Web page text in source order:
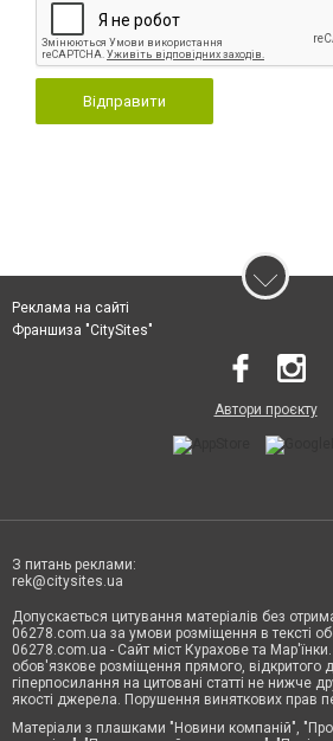
Відправити
Реклама на сайті
Франшиза "CitySites"
Автори проєкту
З питань реклами:
rek@citysites.ua
Допускається цитування матеріалів без
06278.com.ua за умови розміщення в тексті
06278.com.ua - Сайт міст Курахове та
обов'язкове розміщення прямого, відкритого
гіперпосилання на цитовані статті не нижче
якості джерела. Порушення виняткових прав
Матеріали з плашками "Новини компаній",